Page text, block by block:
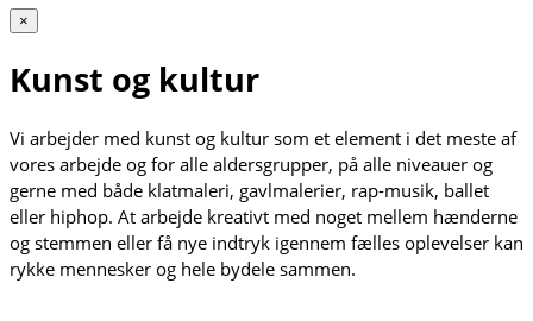
×
Kunst og kultur
Vi arbejder med kunst og kultur som et element i det meste af
vores arbejde og for alle aldersgrupper, på alle niveauer og
gerne med både klatmaleri, gavlmalerier, rap-musik, ballet
eller hiphop. At arbejde kreativt med noget mellem hænderne
og stemmen eller få nye indtryk igennem fælles oplevelser kan
rykke mennesker og hele bydele sammen.